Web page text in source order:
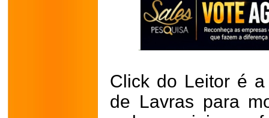
Click do Leitor é
de Lavras para